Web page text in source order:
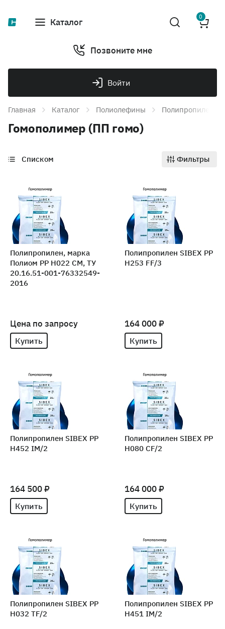
Каталог 0
Позвоните мне
Войти
Главная Каталог Полиолефины Полипропилен
Гомополимер (ПП гомо)
Списком Фильтры
Полипропилен, марка
Полиом PP H022 CM, ТУ
20.16.51-001-76332549-
2016
Цена по запросу
Купить
Полипропилен SIBEX PP
H253 FF/3
164 000 ₽
Купить
Полипропилен SIBEX PP
H452 IM/2
164 500 ₽
Купить
Полипропилен SIBEX PP
H080 CF/2
164 000 ₽
Купить
Полипропилен SIBEX PP
H032 TF/2
Полипропилен SIBEX PP
H451 IM/2